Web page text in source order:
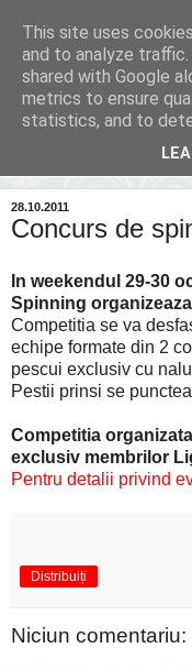
Inima
Din inima
28.10.2011
Concurs de
In weekendul 29-30
Spinning
Competitia se va
echipe formate din 2
pescui exclusiv cu
Pestii prinsi se
Competitia
exclusiv membrilor
Pentru detalii privind
Distribuiți
Niciun comentariu:
This site uses
and to analyze traffic.
shared with Google
metrics to ensure
statistics, and to